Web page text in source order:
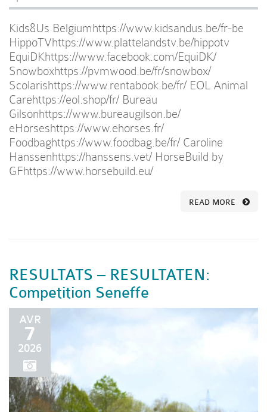
Kids&Us Belgiumhttps://www.kidsandus.be/fr-be
HippoTVhttps://www.plattelandstv.be/hippotv
EquiDKhttps://www.facebook.com/EquiDK/
Snowboxhttps://pvmwood.be/fr/snowbox/
Scolarishttps://www.rentabook.be/fr/ EOL Animal
Carehttps://eol.shop/fr/ Bureau
Gilsonhttps://www.bureaugilson.be/
eHorseshttps://www.ehorses.fr/
Foodbaghttps://www.foodbag.be/fr/ Caroline
Hanssenhttps://hanssens.vet/ HorseBuild by
GFhttps://www.horsebuild.eu/
READ MORE
RESULTATS – RESULTATEN:
Competition Seneffe
AVR
7
2026